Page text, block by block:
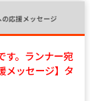
の応援メッセージ
す。ランナー宛
メッセージ】タ